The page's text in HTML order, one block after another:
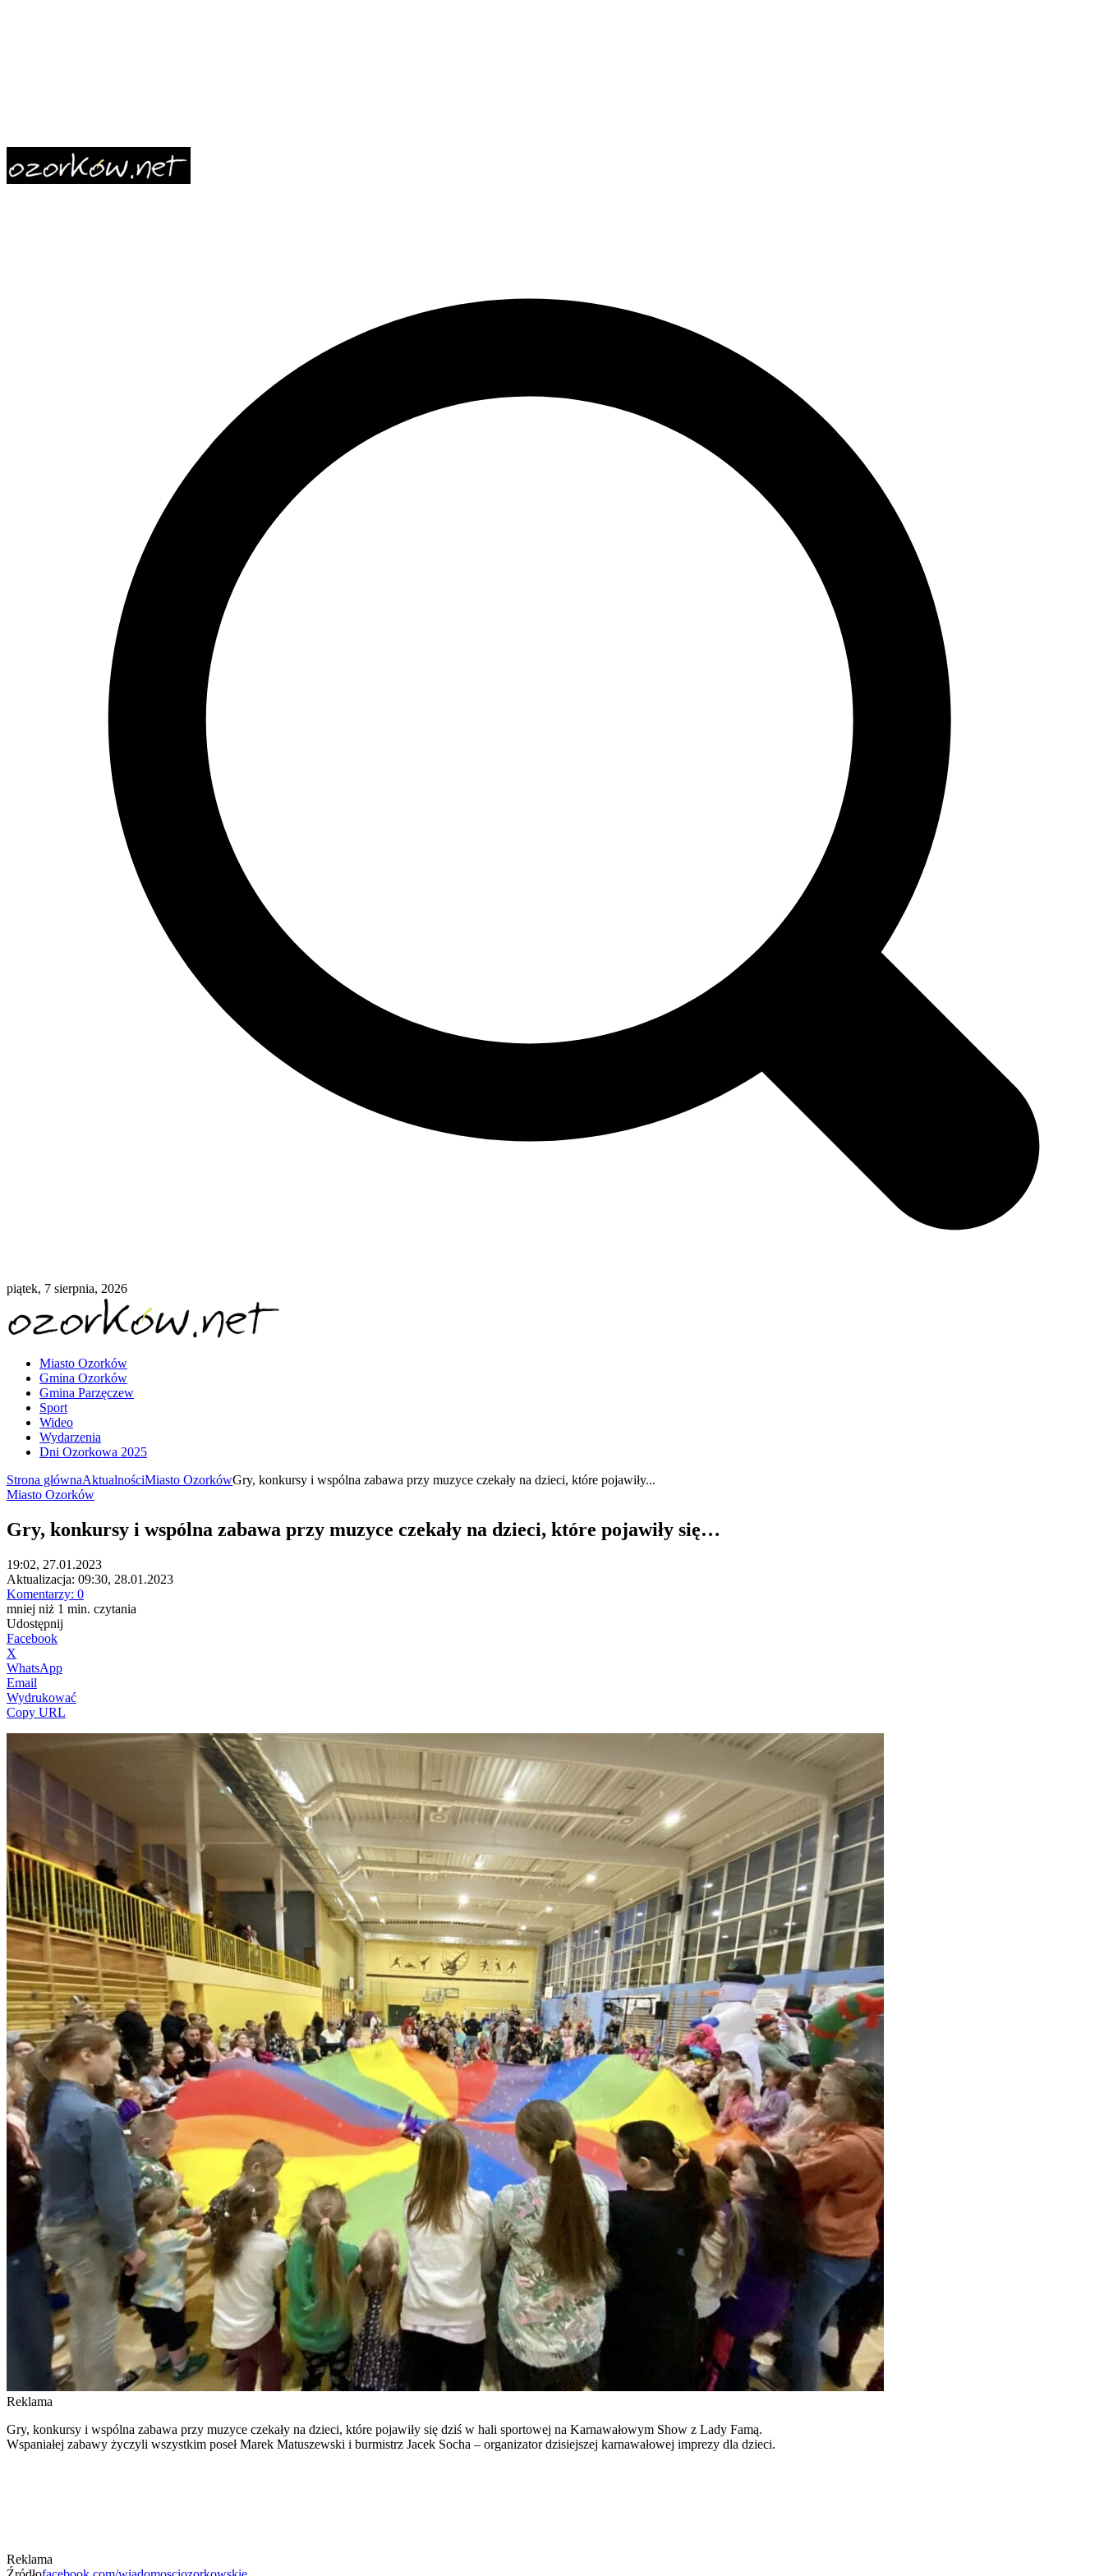
piątek, 7 sierpnia, 2026
Miasto Ozorków
Gmina Ozorków
Gmina Parzęczew
Sport
Wideo
Wydarzenia
Dni Ozorkowa 2025
Strona głównaAktualnościMiasto OzorkówGry, konkursy i wspólna zabawa przy muzyce czekały na dzieci, które pojawiły...
Miasto Ozorków
Gry, konkursy i wspólna zabawa przy muzyce czekały na dzieci, które pojawiły się…
19:02, 27.01.2023
Aktualizacja: 09:30, 28.01.2023
Komentarzy: 0
mniej niż 1 min. czytania
Udostępnij
Facebook
X
WhatsApp
Email
Wydrukować
Copy URL
Reklama
Gry, konkursy i wspólna zabawa przy muzyce czekały na dzieci, które pojawiły się dziś w hali sportowej na Karnawałowym Show z Lady Famą.
Wspaniałej zabawy życzyli wszystkim poseł Marek Matuszewski i burmistrz Jacek Socha – organizator dzisiejszej karnawałowej imprezy dla dzieci.
Reklama